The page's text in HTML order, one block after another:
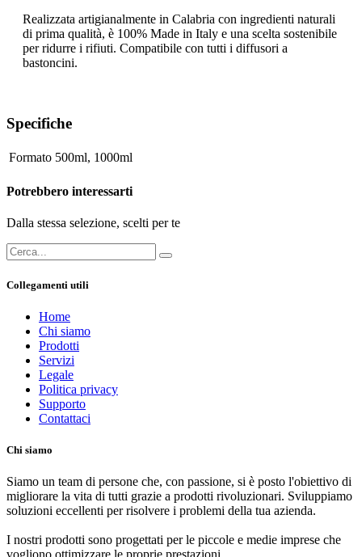
Realizzata artigianalmente in Calabria con ingredienti naturali
di prima qualità, è 100% Made in Italy e una scelta sostenibile
per ridurre i rifiuti. Compatibile con tutti i diffusori a
bastoncini.
Specifiche
Formato 500ml, 1000ml
Potrebbero interessarti
Dalla stessa selezione, scelti per te
Collegamenti utili
Home
Chi siamo
Prodotti
Servizi
Legale
Politica privacy
Supporto
Contattaci
Chi siamo
Siamo un team di persone che, con passione, si è posto l'obiettivo di
migliorare la vita di tutti grazie a prodotti rivoluzionari. Sviluppiamo
soluzioni eccellenti per risolvere i problemi della tua azienda.
I nostri prodotti sono progettati per le piccole e medie imprese che
vogliono ottimizzare le proprie prestazioni.